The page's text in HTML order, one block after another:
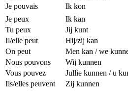
Je pouvais
Ik kon
Je peux
Ik kan
Tu peux
Jij kunt
Il/elle peut
Hij/zij kan
On peut
Men kan / we
Nous pouvons
Wij kunnen
Vous pouvez
Jullie kunnen / u
Ils/elles peuvent
Zij kunnen